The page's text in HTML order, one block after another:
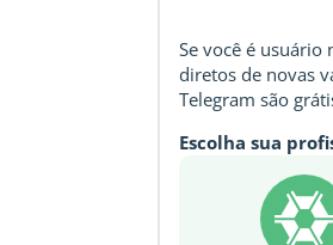
Se você é usuário
diretos de novas
Telegram são
Escolha sua